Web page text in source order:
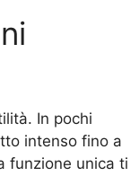
In pochi
intenso fino a
funzione unica ti